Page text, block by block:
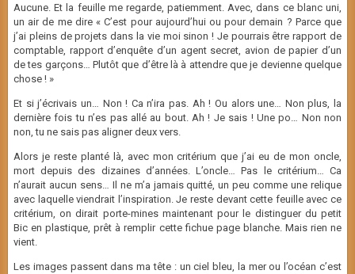
Aucune. Et la feuille me regarde, patiemment. Avec, dans ce blanc uni,
un air de me dire « C’est pour aujourd’hui ou pour demain ? Parce que
j’ai pleins de projets dans la vie moi sinon ! Je pourrais être rapport de
comptable, rapport d’enquête d’un agent secret, avion de papier d’un
de tes garçons… Plutôt que d’être là à attendre que je devienne quelque
chose ! »
Et si j’écrivais un… Non ! Ca n’ira pas. Ah ! Ou alors une… Non plus, la
dernière fois tu n’es pas allé au bout. Ah ! Je sais ! Une po… Non non
non, tu ne sais pas aligner deux vers.
Alors je reste planté là, avec mon critérium que j’ai eu de mon oncle,
mort depuis des dizaines d’années. L’oncle… Pas le critérium… Ca
n’aurait aucun sens… Il ne m’a jamais quitté, un peu comme une relique
avec laquelle viendrait l’inspiration. Je reste devant cette feuille avec ce
critérium, on dirait porte-mines maintenant pour le distinguer du petit
Bic en plastique, prêt à remplir cette fichue page blanche. Mais rien ne
vient.
Les images passent dans ma tête : un ciel bleu, la mer ou l’océan c’est